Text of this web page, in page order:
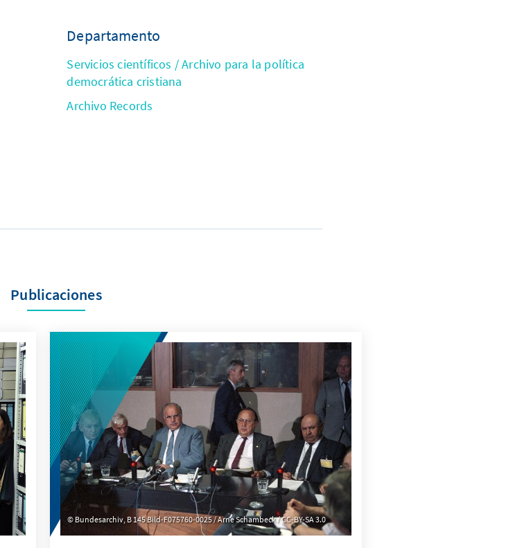
Departamento
Servicios científicos / Archivo para la política
democrática cristiana
Archivo Records
Publicaciones
Bundesarchiv, B 145 Bild-F075760-0025 / Arne Schambeck / CC-BY-SA 3.0